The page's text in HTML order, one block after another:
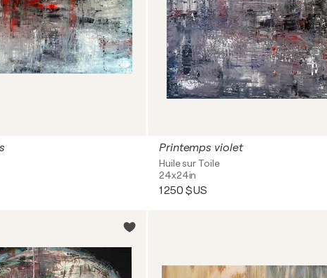
Printemps violet
Huile sur Toile
24x24in
1 250 $US